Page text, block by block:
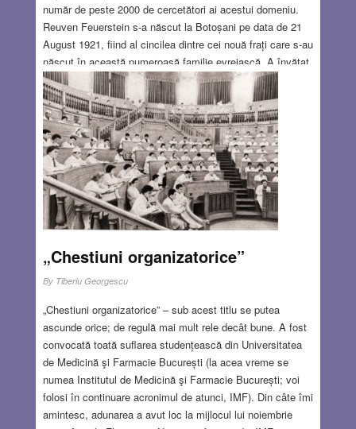
număr de peste 2000 de cercetători ai acestui domeniu.
Reuven Feuerstein s-a născut la Botoșani pe data de 21
August 1921, fiind al cincilea dintre cei nouă frați care s-au
născut în această numeroasă familie evreiască. A învățat
o vreme în yeșiva (școală evreiască religioasă) în
Chișinău. În anii 1939-1941, când au apărut legile rasiste
contra evreilor în România, s-a mutat la seminarul
evreiesc din București, unde a dobândit calitatea de
licențiat ca educator. Între anii 1940-1944 a fost directorul
școlii pentru copiii cu dificultăți de învățare.
Read more…
OCT 25, 2018 3 COMMENTS
„Chestiuni organizatorice”
By Tiberiu Georgescu
„Chestiuni organizatorice” – sub acest titlu se putea
ascunde orice; de regulă mai mult rele decât bune. A fost
convocată toată suflarea studențească din Universitatea
de Medicină şi Farmacie București (la acea vreme se
numea Institutul de Medicină şi Farmacie București; voi
folosi în continuare acronimul de atunci, IMF). Din câte îmi
amintesc, adunarea a avut loc la mijlocul lui noiembrie